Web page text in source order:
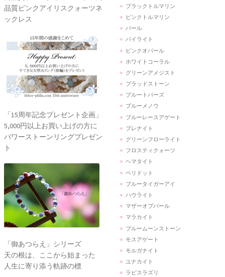
品質ピンクアイリスクォーツネ
ックレス
「15周年記念プレゼント企画」
5,000円以上お買い上げの方に
パワーストーンリングプレゼン
ト
「御あつらえ」シリーズ
天の根は、ここから始まった
人生に寄り添う軌跡の標
ブラックトルマリン
ピンクトルマリン
パール
パイライト
ピンクオパール
ホワイトコーラル
グリーンアメジスト
ブラッドストーン
ブルートパーズ
ブルーメノウ
ブルーレースアゲート
プレナイト
グリーンフローライト
フロスティクォーツ
ヘマタイト
ペリドット
ブルータイガーアイ
ハウライト
マザーオブパール
マラカイト
ブルームーンストーン
モスアゲート
モルガナイト
ユナカイト
ラピスラズリ